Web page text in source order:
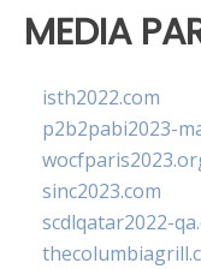
MEDIA
isth2022.com
p2b2pabi2023-
sinc2023.com
scdlqatar2022-